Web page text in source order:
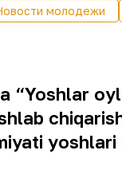
молодежи
“Yoshlar